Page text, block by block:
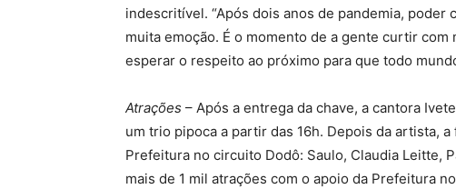
indescritível. “Após dois anos de pandemia,
muita emoção. É o momento de a gente curtir
esperar o respeito ao próximo para que todo
Atrações – Após a entrega da chave, a cantora
um trio pipoca a partir das 16h. Depois da artista,
Prefeitura no circuito Dodô: Saulo, Claudia Leitte,
mais de 1 mil atrações com o apoio da Prefeitura